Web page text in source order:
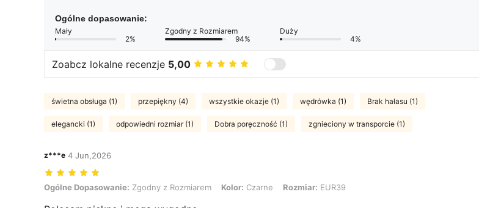
Ogólne dopasowanie:
Mały
2%
Zgodny z Rozmiarem
94%
Duży
4%
Zoabcz lokalne recenzje 5,00
świetna obsługa (1) przepiękny (4) wszystkie okazje (1) wędrówka (1) Brak hałasu (1)
elegancki (1) odpowiedni rozmiar (1) Dobra poręczność (1) zgnieciony w transporcie (1)
z***e 4 Jun,2026
Ogólne Dopasowanie: Zgodny z Rozmiarem, Kolor: Czarne, Rozmiar: EUR39
Ogólne Dopasowanie: Zgodny z Rozmiarem Kolor: Czarne Rozmiar: EUR39